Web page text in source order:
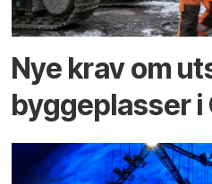
Nye krav om
byggeplasser i